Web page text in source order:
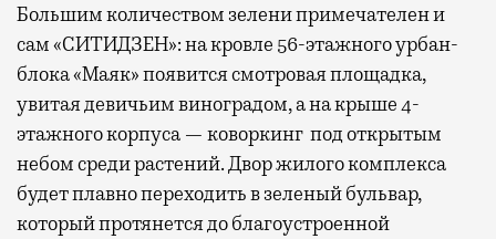
Большим количеством зелени примечателен и
сам «СИТИДЗЕН»: на кровле 56-этажного урбан-
блока «Маяк» появится смотровая площадка,
увитая девичьим виноградом, а на крыше 4-
этажного корпуса — коворкинг под открытым
небом среди растений. Двор жилого комплекса
будет плавно переходить в зеленый бульвар,
который протянется до благоустроенной